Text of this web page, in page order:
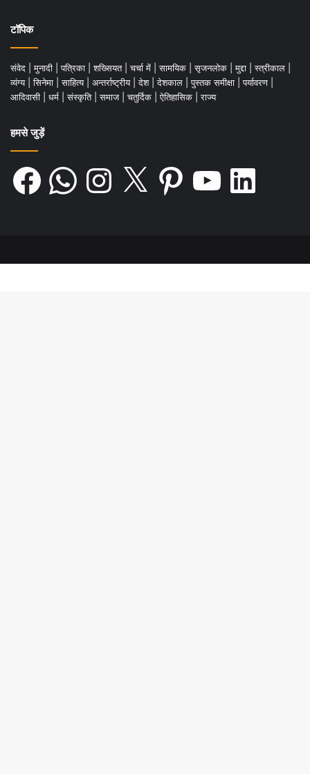
टॉपिक
संवेद मुनादी पत्रिका शख्सियत चर्चा में सामयिक सृजनलोक मुद्दा स्त्रीकाल
व्यंग्य
सिनेमा साहित्य अन्तर्राष्ट्रीय देश देशकाल पुस्तक समीक्षा पर्यावरण
आदिवासी
धर्म संस्कृति समाज चतुर्दिक ऐतिहासिक राज्य
हमसे जुड़ें
Facebook WhatsAppInstagram Pinterest LinkedIn